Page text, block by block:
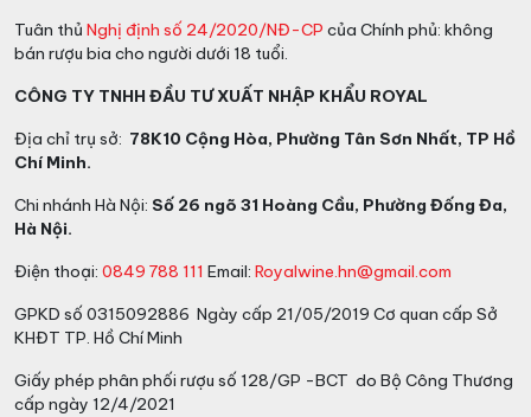
Tuân thủ Nghị định số 24/2020/NĐ-CP của Chính phủ: không
bán rượu bia cho người dưới 18 tuổi.
CÔNG TY TNHH ĐẦU TƯ XUẤT NHẬP KHẨU ROYAL
Địa chỉ trụ sở: 78K10 Cộng Hòa, Phường Tân Sơn Nhất, TP Hồ
Chí Minh.
Chi nhánh Hà Nội: Số 26 ngõ 31 Hoàng Cầu, Phường Đống Đa,
Hà Nội.
Điện thoại: 0849 788 111 Email: Royalwine.hn@gmail.com
GPKD số 0315092886 Ngày cấp 21/05/2019 Cơ quan cấp Sở
KHĐT TP. Hồ Chí Minh
Giấy phép phân phối rượu số 128/GP -BCT do Bộ Công Thương
cấp ngày 12/4/2021